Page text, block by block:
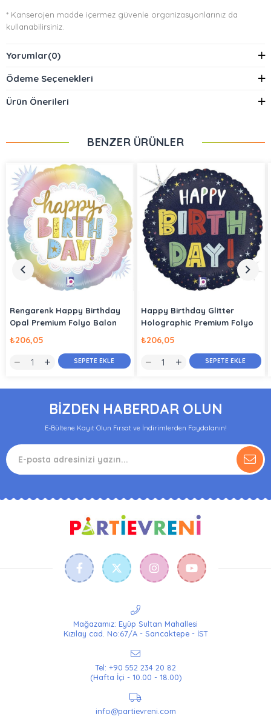
* Kanserojen madde içermez güvenle organizasyonlarınız da
kullanabilirsiniz.
formda görünecektir.
* Balonlar şişirilmemiş olarak gönderilmektedir.
Yorumlar(0)
Ödeme Seçenekleri
Ürün Önerileri
BENZER ÜRÜNLER
Rengarenk Happy Birthday
Opal Premium Folyo Balon
₺206,05
SEPETE EKLE
Happy Birthday Glitter
Holographic Premium Folyo
₺206,05
SEPETE EKLE
BİZDEN HABERDAR OLUN
E-Bültene Kayıt Olun Fırsat ve İndirimlerden Faydalanın!
Mağazamız: Eyüp Sultan Mahallesi
Kızılay cad. No:67/A - Sancaktepe - İST
Tel: +90 552 234 20 82
(Hafta İçi - 10.00 - 18.00)
info@partievreni.com